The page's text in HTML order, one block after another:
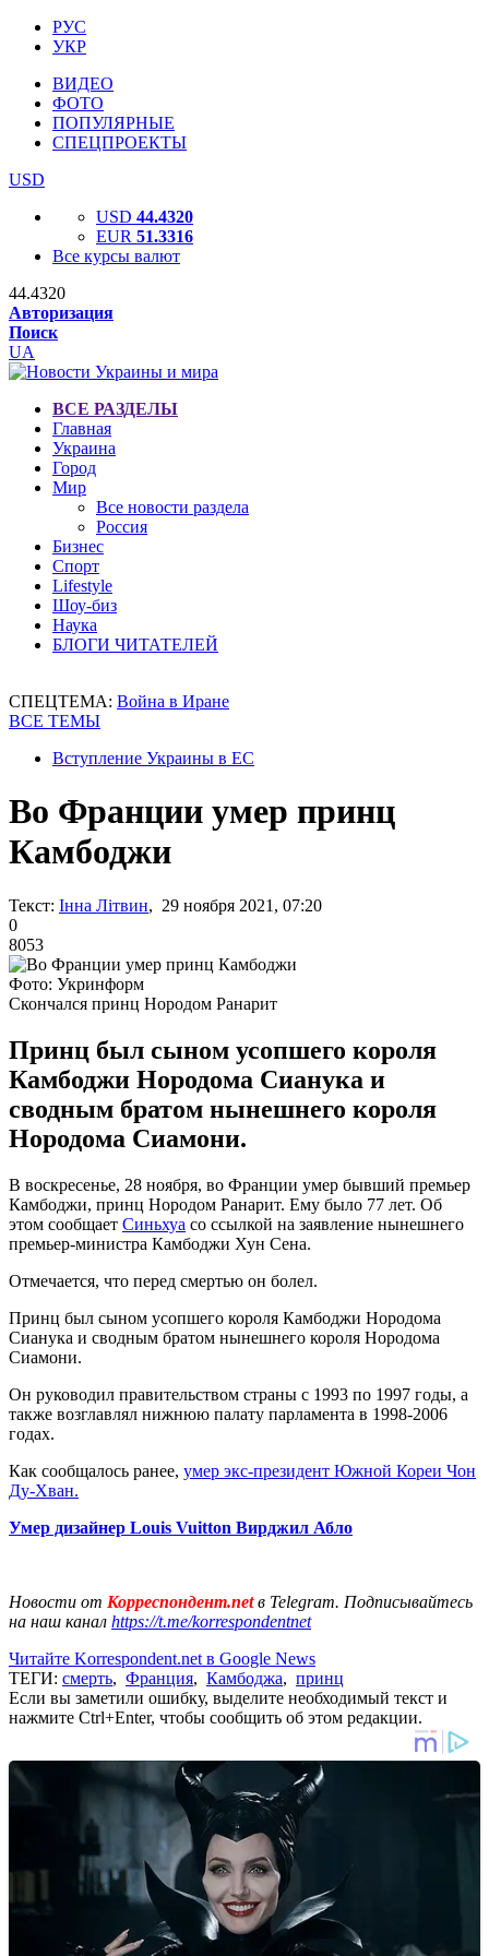
РУС
УКР
ВИДЕО
ФОТО
ПОПУЛЯРНЫЕ
СПЕЦПРОЕКТЫ
USD
USD 44.4320
EUR 51.3316
Все курсы валют
44.4320
Авторизация
Поиск
UA
ВСЕ РАЗДЕЛЫ
Главная
Украина
Город
Мир
Все новости раздела
Россия
Бизнес
Спорт
Lifestyle
Шоу-биз
Наука
БЛОГИ ЧИТАТЕЛЕЙ
СПЕЦТЕМА: Война в Иране
ВСЕ ТЕМЫ
Вступление Украины в ЕС
Во Франции умер принц
Камбоджи
Текст: Інна Літвин, 29 ноября 2021, 07:20
0
8053
Фото: Укринформ
Скончался принц Нородом Ранарит
Принц был сыном усопшего короля
Камбоджи Нородома Сианука и
сводным братом нынешнего короля
Нородома Сиамони.
В воскресенье, 28 ноября, во Франции умер бывший премьер
Камбоджи, принц Нородом Ранарит. Ему было 77 лет. Об
этом сообщает Синьхуа со ссылкой на заявление нынешнего
премьер-министра Камбоджи Хун Сена.
Отмечается, что перед смертью он болел.
Принц был сыном усопшего короля Камбоджи Нородома
Сианука и сводным братом нынешнего короля Нородома
Сиамони.
Он руководил правительством страны с 1993 по 1997 годы, а
также возглавлял нижнюю палату парламента в 1998-2006
годах.
Как сообщалось ранее, умер экс-президент Южной Кореи Чон
Ду-Хван.
Умер дизайнер Louis Vuitton Вирджил Абло
Новости от Корреспондент.netв Telegram. Подписывайтесь
на наш канал https://t.me/korrespondentnet
Читайте Korrespondent.net в Google News
ТЕГИ: смерть, Франция, Камбоджа, принц
Если вы заметили ошибку, выделите необходимый текст и
нажмите Ctrl+Enter, чтобы сообщить об этом редакции.